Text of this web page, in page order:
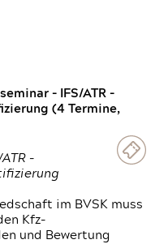
- IFS/ATR -
(4 Termine,
-
im BVSK muss
Kfz-
und Bewertung